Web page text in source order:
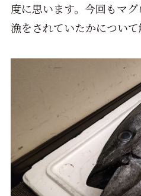
度に思います。今回もマ
漁をされていたかについ